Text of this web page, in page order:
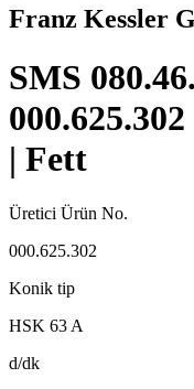
Franz Kessler
SMS
| Fett
Üretici Ürün No.
000.625.302
Konik tip
HSK 63 A
d/dk